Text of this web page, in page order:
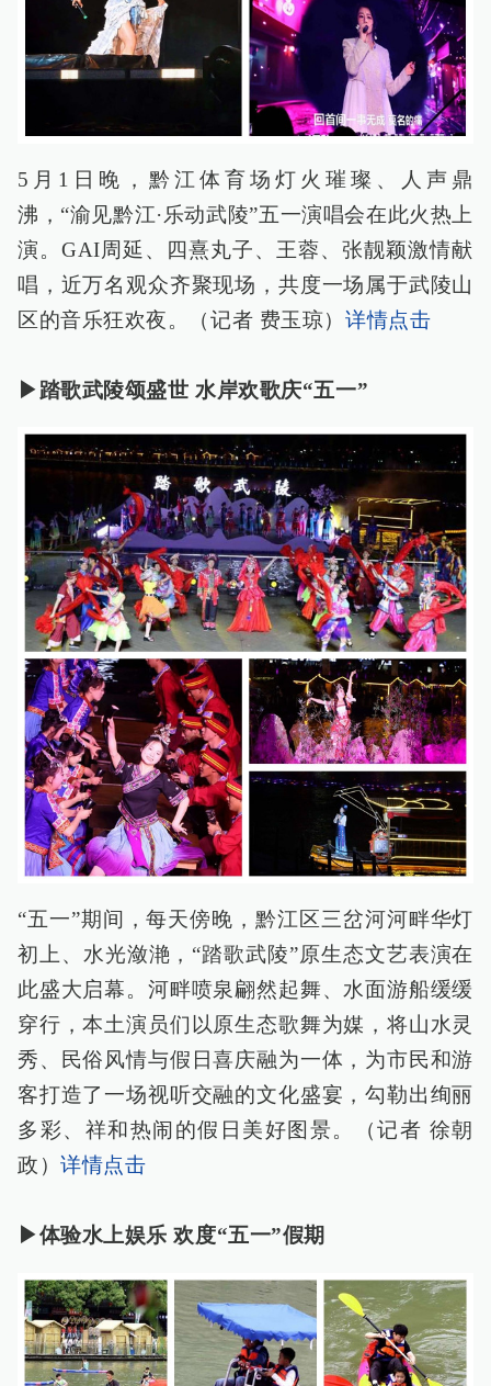
5月1日晚，黔江体育场灯火璀璨、人声鼎
沸，“渝见黔江·乐动武陵”五一演唱会在此火热上
演。GAI周延、四熹丸子、王蓉、张靓颖激情献
唱，近万名观众齐聚现场，共度一场属于武陵山
区的音乐狂欢夜。（记者 费玉琼） 详情点击
▶踏歌武陵颂盛世 水岸欢歌庆“五一”
“五一”期间，每天傍晚，黔江区三岔河河畔华灯
初上、水光潋滟，“踏歌武陵”原生态文艺表演在
此盛大启幕。河畔喷泉翩然起舞、水面游船缓缓
穿行，本土演员们以原生态歌舞为媒，将山水灵
秀、民俗风情与假日喜庆融为一体，为市民和游
客打造了一场视听交融的文化盛宴，勾勒出绚丽
多彩、祥和热闹的假日美好图景。（记者 徐朝
政）详情点击
▶体验水上娱乐 欢度“五一”假期